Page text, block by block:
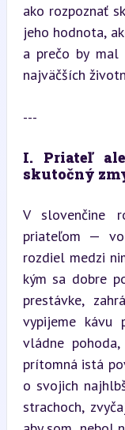
ako rozpoznať
jeho hodnota,
a prečo by mal
najväčších
---
I. Priateľ
skutočný
V slovenčine
priateľom —
rozdiel medzi
kým sa dobre
prestávke,
vypijeme kávu
vládne
prítomná istá
o svojich
strachoch,